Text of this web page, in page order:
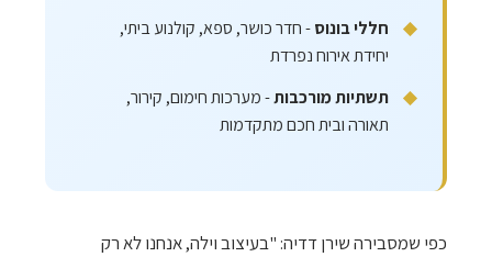
חללי בונוס- חדר כושר, ספא, קולנוע ביתי,
יחידת אירוח נפרדת
תשתיות מורכבות- מערכות חימום, קירור,
תאורה ובית חכם מתקדמות
כפי שמסבירה שירן דדיה: "בעיצוב וילה, אנחנו לא רק